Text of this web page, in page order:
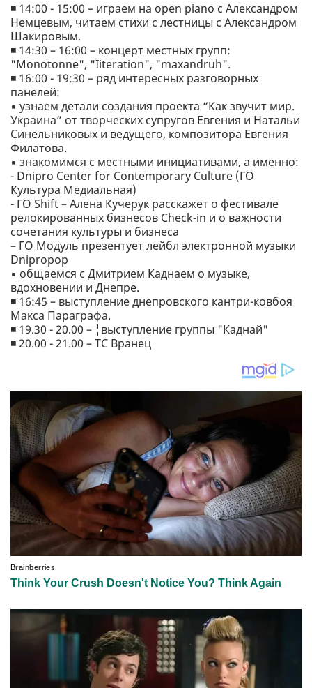
◾️ 14:00 - 15:00 – играем на оpen piano с Александром
Немцевым, читаем стихи с лестницы с Александром
Шакировым.
◾️ 14:30 – 16:00 – концерт местных групп:
"Monotonne", "Iiteration", "maxandruh".
◾️ 16:00 - 19:30 – ряд интересных разговорных
панелей:
▪️ узнаем детали создания проекта “Как звучит мир.
Украина” от творческих супругов Евгения и Натальи
Синельниковых и ведущего, композитора Евгения
Филатова.
▪️ знакомимся с местными инициативами, а именно:
- Dnipro Center for Contemporary Culture (ГО
Культура Медиальная)
- ГО Shift – Алена Кучерук расскажет о фестивале
релокированных бизнесов Check-in и о важности
сочетания культуры и бизнеса
– ГО Модуль презентует лейбл электронной музыки
Dnipropop
▪️ общаемся с Дмитрием Каднаем о музыке,
вдохновении и Днепре.
◾️ 16:45 – выступление днепровского кантри-ковбоя
Макса Параграфа.
◾️ 19.30 - 20.00 – ¦выступление группы "Каднай"
◾️ 20.00 - 21.00 – ТС Вранец